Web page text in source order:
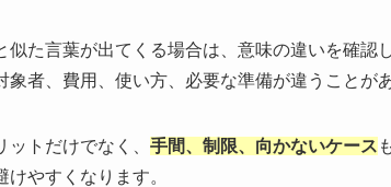
似た言葉が出てくる場合は、意味の違いを確認
象者、費用、使い方、必要な準備が違うことが
トだけでなく、 手間、制限、向かないケース
やすくなります。